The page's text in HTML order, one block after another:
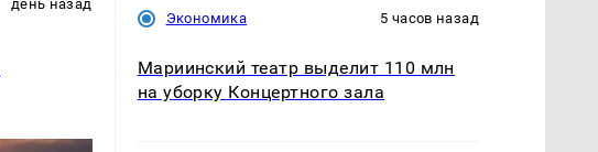
день назад
Экономика 5 часов назад
Мариинский театр выделит 110 млн
на уборку Концертного зала